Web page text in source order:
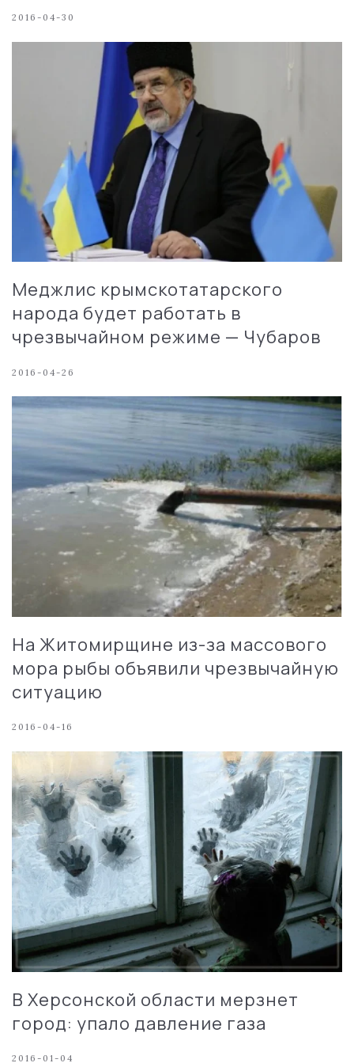
2016-04-30
Меджлис крымскотатарского
народа будет работать в
чрезвычайном режиме — Чубаров
2016-04-26
На Житомирщине из-за массового
мора рыбы объявили чрезвычайную
ситуацию
2016-04-16
В Херсонской области мерзнет
город: упало давление газа
2016-01-04